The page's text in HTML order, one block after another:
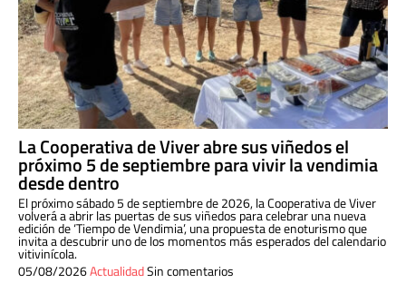
La Cooperativa de Viver abre sus viñedos el
próximo 5 de septiembre para vivir la vendimia
desde dentro
El próximo sábado 5 de septiembre de 2026, la Cooperativa de Viver
volverá a abrir las puertas de sus viñedos para celebrar una nueva
edición de ‘Tiempo de Vendimia’, una propuesta de enoturismo que
invita a descubrir uno de los momentos más esperados del calendario
vitivinícola.
05/08/2026ActualidadSin comentarios